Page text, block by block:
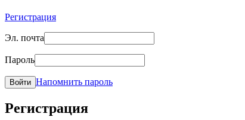
Регистрация
Эл. почта
Пароль
Войти Напомнить пароль
Регистрация